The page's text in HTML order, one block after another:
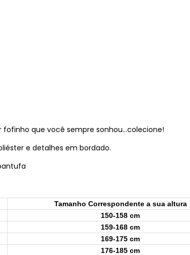
fofinho que você sempre sonhou...colecione!
e detalhes em bordado.
Tamanho Correspondente a sua altura
150-158 cm
159-168 cm
169-175 cm
176-185 cm